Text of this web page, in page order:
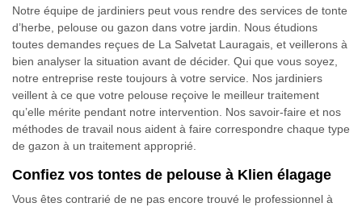
Notre équipe de jardiniers peut vous rendre des services de tonte
d’herbe, pelouse ou gazon dans votre jardin. Nous étudions
toutes demandes reçues de La Salvetat Lauragais, et veillerons à
bien analyser la situation avant de décider. Qui que vous soyez,
notre entreprise reste toujours à votre service. Nos jardiniers
veillent à ce que votre pelouse reçoive le meilleur traitement
qu’elle mérite pendant notre intervention. Nos savoir-faire et nos
méthodes de travail nous aident à faire correspondre chaque type
de gazon à un traitement approprié.
Confiez vos tontes de pelouse à Klien élagage
Vous êtes contrarié de ne pas encore trouvé le professionnel à